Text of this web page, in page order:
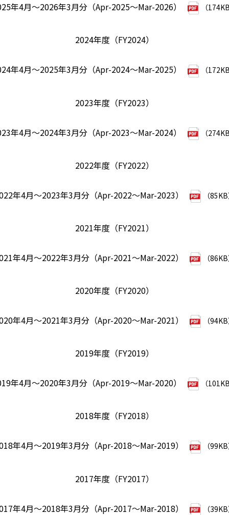
年4月～2026年3月分（Apr-2025～Mar-2026） （
2024年度（FY2024）
年4月～2025年3月分（Apr-2024～Mar-2025） （
2023年度（FY2023）
年4月～2024年3月分（Apr-2023～Mar-2024） （
2022年度（FY2022）
年4月～2023年3月分（Apr-2022～Mar-2023） （
2021年度（FY2021）
年4月～2022年3月分（Apr-2021～Mar-2022） （
2020年度（FY2020）
年4月～2021年3月分（Apr-2020～Mar-2021） （
2019年度（FY2019）
年4月～2020年3月分（Apr-2019～Mar-2020） （
2018年度（FY2018）
年4月～2019年3月分（Apr-2018～Mar-2019） （
2017年度（FY2017）
年4月～2018年3月分（Apr-2017～Mar-2018） （